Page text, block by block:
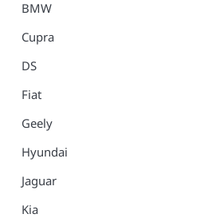
BMW
Cupra
DS
Fiat
Geely
Hyundai
Jaguar
Kia